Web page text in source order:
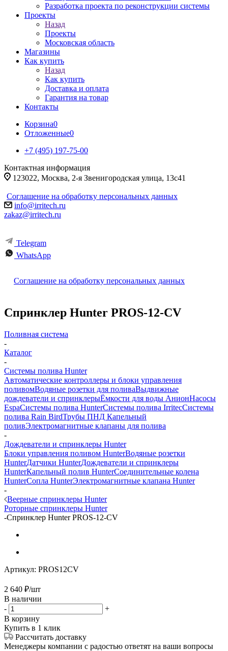
Разработка проекта по реконструкции системы
Проекты
Назад
Проекты
Московская область
Магазины
Как купить
Назад
Как купить
Доставка и оплата
Гарантия на товар
Контакты
Корзина0
Отложенные0
+7 (495) 197-75-00
Контактная информация
123022, Москва, 2-я Звенигородская улица, 13с41
Соглашение на обработку персональных данных
info@irritech.ru
zakaz@irritech.ru
Telegram
WhatsApp
Соглашение на обработку персональных данных
Спринклер Hunter PROS-12-CV
Поливная система
-
Каталог
-
Системы полива Hunter
Автоматические контроллеры и блоки управления
поливомВодяные розетки для поливаВыдвижные
дождеватели и спринклерыЁмкости для воды АнионНасосы
EspaСистемы полива HunterСистемы полива IrritecСистемы
полива Rain BirdТрубы ПНД Капельный
поливЭлектромагнитные клапаны для полива
-
Дождеватели и спринклеры Hunter
Блоки управления поливом HunterВодяные розетки
HunterДатчики HunterДождеватели и спринклеры
HunterКапельный полив HunterСоединительные колена
HunterСопла HunterЭлектромагнитные клапана Hunter
-
Веерные спринклеры Hunter
Роторные спринклеры Hunter
-Спринклер Hunter PROS-12-CV
Артикул: PROS12CV
2 640 ₽/шт
В наличии
-
+
В корзину
Купить в 1 клик
Рассчитать доставку
Менеджеры компании с радостью ответят на ваши вопросы